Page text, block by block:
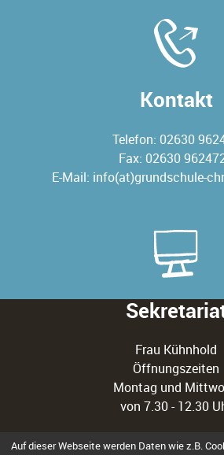
Kontakt
Telefon: 02630
Fax: 02630
E-Mail: info(at)grundschule-
Frau Kühnhold
Öffnungszeiten
Montag und
von 7.30 - 12.30
Auf dieser Webseite werden Daten wie z.B.